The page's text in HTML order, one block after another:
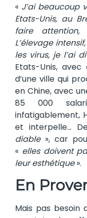
« J’ai beaucoup
Etats-Unis, au
faire
L’élevage
les virus, je l’ai
Etats-Unis,
d’une ville qui
en Chine, avec
85 000
infatigablement,
et interpelle…
diable», car
« elles doivent
leur esthétique».
En
Mais pas besoin